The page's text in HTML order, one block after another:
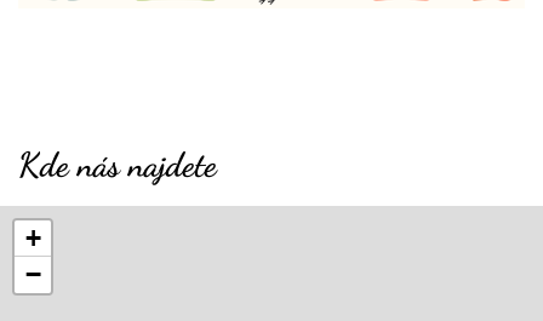
Kde nás najdete
+
−